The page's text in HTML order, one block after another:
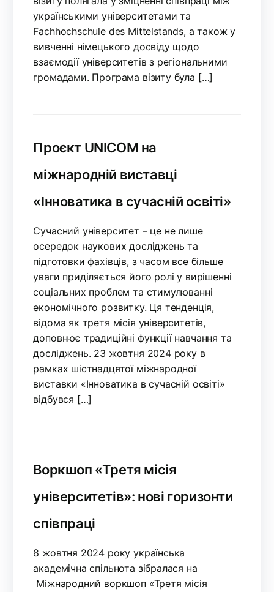
українськими університетами та
Fachhochschule des Mittelstands, а також у
вивченні німецького досвіду щодо
взаємодії університетів з регіональними
громадами. Програма візиту була […]
Проєкт UNICOM на
міжнародній виставці
«Інноватика в сучасній освіті»
Сучасний університет – це не лише
осередок наукових досліджень та
підготовки фахівців, з часом все більше
уваги приділяється його ролі у вирішенні
соціальних проблем та стимулюванні
економічного розвитку. Ця тенденція,
відома як третя місія університетів,
доповнює традиційні функції навчання та
досліджень. 23 жовтня 2024 року в
рамках шістнадцятої міжнародної
виставки «Інноватика в сучасній освіті»
відбувся […]
Воркшоп «Третя місія
університетів»: нові горизонти
співпраці
8 жовтня 2024 року українська
академічна спільнота зібралася на
Міжнародний воркшоп «Третя місія